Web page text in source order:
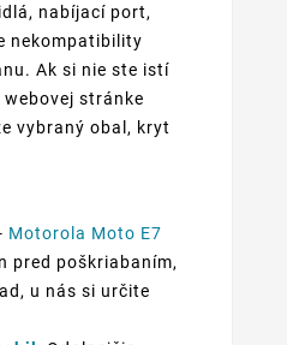
nabíjací port,
nekompatibility
Ak si nie ste istí
stránke
vybraný obal, kryt
Motorola Moto E7
pred poškriabaním,
u nás si určite